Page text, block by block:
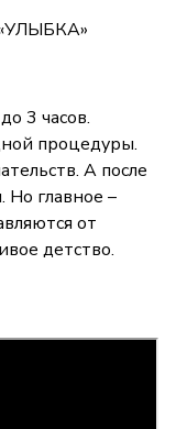
3 часов.
процедуры.
А после
Но главное –
от
детство.